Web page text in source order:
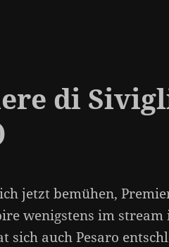
di
jetzt bemühen,
wenigstens im
sich auch Pesaro